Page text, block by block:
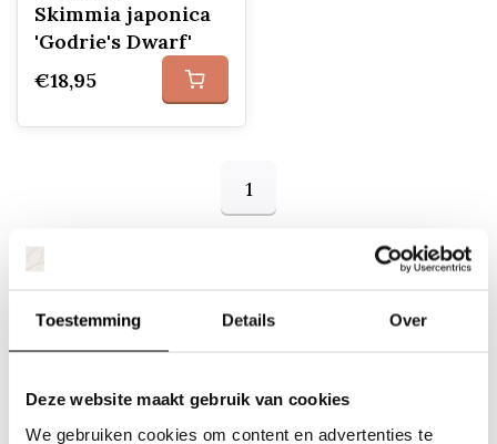
Toestemming Details Over
Deze website maakt gebruik van cookies
We gebruiken cookies om content en advertenties te
Skimmia japonica
'Godrie's Dwarf'
€18,95
1
Skimmia: de perfecte toevoeging aan elke tuin.
Met zijn prachtige bloemen, kleurrijke bessen
eyecatcher. Of je nu op zoek bent naar een
mooie borderplant, een opvallende solitair of